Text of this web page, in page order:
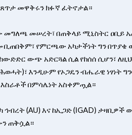
መዋቅሩን ክፉኛ ፈትኖታል።
መግለጫ መሠረት፣ በጠቅላይ ሚኒስትር
ቢጠበቅም፣ የምርጫው አካታችነት ግን
ውጭ አድርጓል ሲል የከሰሰ ሲሆን፣
እንዲሁም የኦጋዴን ብሔራዊ ነፃነት
በምሳሌነት አስቀምጧል።
(AU) እና ከኢጋድ (IGAD)
ጠቅሷል።